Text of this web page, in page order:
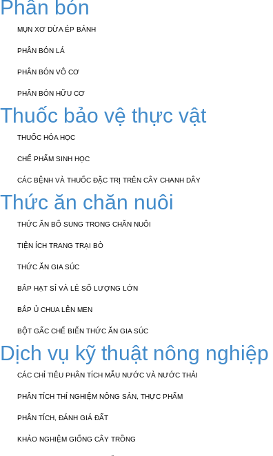
Phân bón
MỤN XƠ DỪA ÉP BÁNH
PHÂN BÓN LÁ
PHÂN BÓN VÔ CƠ
PHÂN BÓN HỮU CƠ
Thuốc bảo vệ thực vật
THUỐC HÓA HỌC
CHẾ PHẨM SINH HỌC
CÁC BỆNH VÀ THUỐC ĐẶC TRỊ TRÊN CÂY CHANH DÂY
Thức ăn chăn nuôi
THỨC ĂN BỔ SUNG TRONG CHĂN NUÔI
TIỆN ÍCH TRANG TRẠI BÒ
THỨC ĂN GIA SÚC
BẮP HẠT SỈ VÀ LẺ SỐ LƯỢNG LỚN
BẮP Ủ CHUA LÊN MEN
BỘT GẤC CHẾ BIẾN THỨC ĂN GIA SÚC
Dịch vụ kỹ thuật nông nghiệp
CÁC CHỈ TIÊU PHÂN TÍCH MẪU NƯỚC VÀ NƯỚC THẢI
PHÂN TÍCH THÍ NGHIỆM NÔNG SẢN, THỰC PHẨM
PHÂN TÍCH, ĐÁNH GIÁ ĐẤT
KHẢO NGHIỆM GIỐNG CÂY TRỒNG